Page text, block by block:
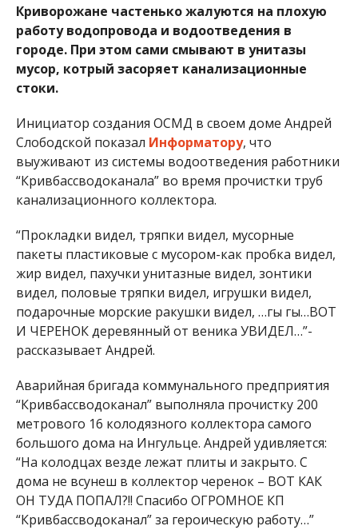
Криворожане частенько жалуются на плохую
работу водопровода и водоотведения в
городе. При этом сами смывают в унитазы
мусор, котрый засоряет канализационные
стоки.
Инициатор создания ОСМД в своем доме Андрей
Слободской показал Информатору, что
выуживают из системы водоотведения работники
“Кривбассводоканала” во время прочистки труб
канализационного коллектора.
“Прокладки видел, тряпки видел, мусорные
пакеты пластиковые с мусором-как пробка видел,
жир видел, пахучки унитазные видел, зонтики
видел, половые тряпки видел, игрушки видел,
подарочные морские ракушки видел, …гы гы…ВОТ
И ЧЕРЕНОК деревянный от веника УВИДЕЛ…”-
рассказывает Андрей.
Аварийная бригада коммунального предприятия
“Кривбассводоканал” выполняла прочистку 200
метрового 16 колодязного коллектора самого
большого дома на Ингульце. Андрей удивляется:
“На колодцах везде лежат плиты и закрыто. С
дома не всунеш в коллектор черенок – ВОТ КАК
ОН ТУДА ПОПАЛ?!! Спасибо ОГРОМНОЕ КП
“Кривбассводоканал” за героическую работу…”